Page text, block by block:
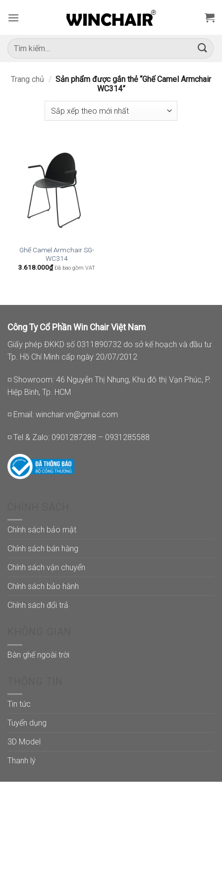
qua
dung
Tìm
kiếm:
Trang chủ / Sản phẩm được gắn thẻ “Ghế Camel Armchair
WC314”
Ghế Camel Armchair SG-
WC314
3.618.000₫ Đã bao gồm VAT
Công Ty Cổ Phần Win Chair Việt Nam
Giấy phép ĐKKD số 0311890732 do sở kế hoạch và đầu tư
Tp. Hồ Chí Minh cấp ngày 20/07/2012
◽ Showroom: 46 Nguyễn Thị Nhung, Khu đô thị Vạn Phúc, P.
Hiệp Bình, Tp. HCM
◽ Email: winchair.vn@gmail.com
◽ Tel & Zalo: 0901287288 – 0931285588
Chính sách bảo mật
Chính sách bán hàng
Chính sách vận chuyển
Chính sách bảo hành
Chính sách đổi trả
Bàn ghế ngoài trời
Tin tức
Tuyển dụng
3D Model
Thanh lý